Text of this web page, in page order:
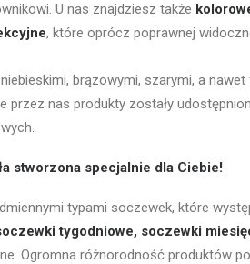
U nas znajdziesz także
, które oprócz poprawnej
brązowymi, szarymi, a
nas produkty zostały
stworzona specjalnie dla Ciebie!
typami soczewek, które
tygodniowe, soczewki
Ogromna różnorodność produktów